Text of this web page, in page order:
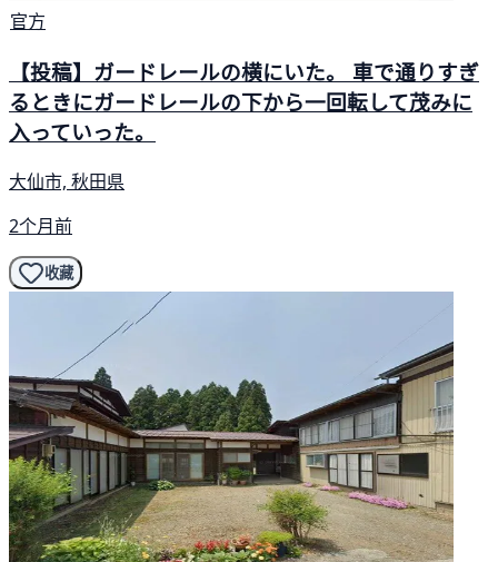
官方
【投稿】ガードレールの横にいた。 車で通りすぎ
るときにガードレールの下から一回転して茂みに
入っていった。
大仙市, 秋田県
2个月前
收藏